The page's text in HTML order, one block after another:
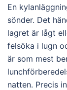
En
sönder. Det
lagret är lågt
felsöka i lugn
är som mest
natten. Precis